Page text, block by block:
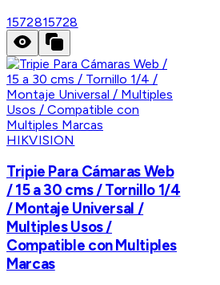
1572815728
HIKVISION
Tripie Para Cámaras Web
/ 15 a 30 cms / Tornillo 1/4
/ Montaje Universal /
Multiples Usos /
Compatible con Multiples
Marcas